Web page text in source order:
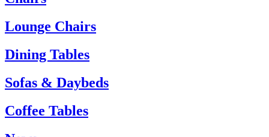
Kundenservice:
Tel.: +45 66 12 14 04
info@carlhansen.dk
Lounge Chairs
Dining Tables
Sofas & Daybeds
Coffee Tables